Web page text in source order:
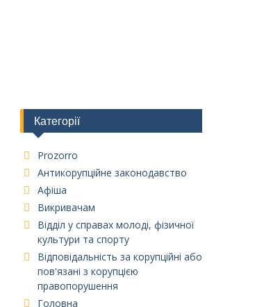
Категорії
Prozorro
Антикорупційне законодавство
Афіша
Викривачам
Відділ у справах молоді, фізичної
культури та спорту
Відповідальність за корупційні або
пов'язані з корупцією
правопорушення
Головна